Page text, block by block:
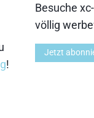
!
Besuche
völlig
Jetzt